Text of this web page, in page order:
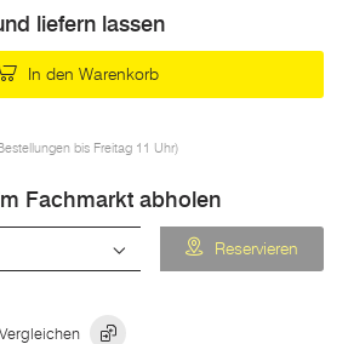
liefern lassen
In den Warenkorb
bis Freitag 11 Uhr)
Fachmarkt abholen
Reservieren
Vergleichen